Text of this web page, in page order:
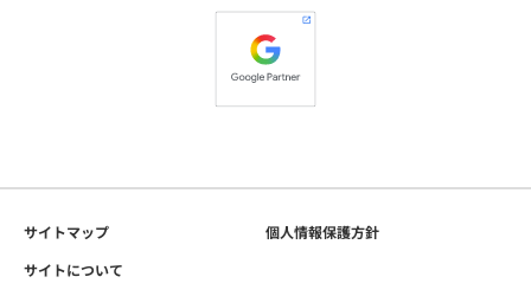
サイトマップ
個人情報保護方針
サイトについて